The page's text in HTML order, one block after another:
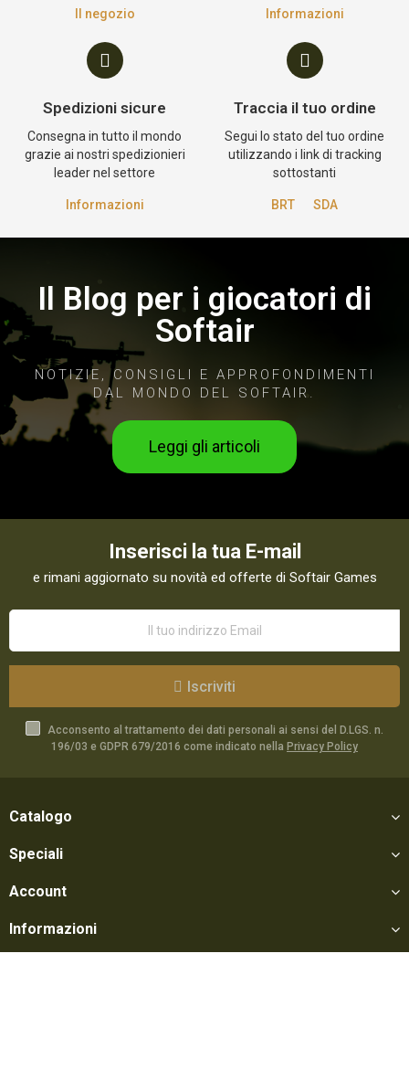
Il negozio Informazioni
Spedizioni sicure
Consegna in tutto il mondo
grazie ai nostri spedizionieri
leader nel settore
Informazioni
Traccia il tuo ordine
Segui lo stato del tuo ordine
utilizzando i link di tracking
sottostanti
BRT SDA
Il Blog per i giocatori di
Softair
NOTIZIE, CONSIGLI E APPROFONDIMENTI
DAL MONDO DEL SOFTAIR.
Leggi gli articoli
Inserisci la tua E-mail
e rimani aggiornato su novità ed offerte di Softair Games
Iscriviti
Acconsento al trattamento dei dati personali ai sensi del D.LGS. n.
196/03 e GDPR 679/2016 come indicato nella Privacy Policy
Catalogo
Speciali
Account
Informazioni